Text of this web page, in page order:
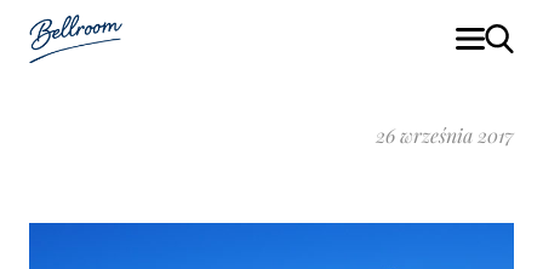
26 września 2017